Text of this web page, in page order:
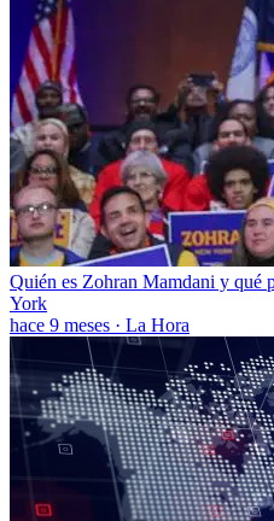
Quién es Zohran Mamdani y qué
York
hace 9 meses · La Hora